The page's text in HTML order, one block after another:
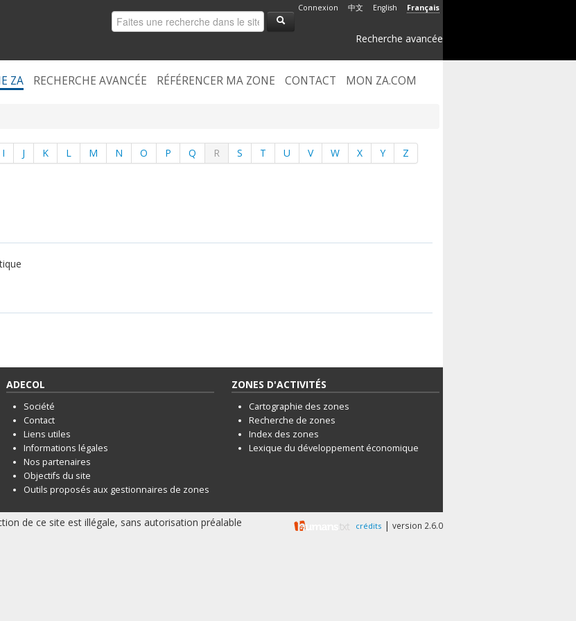
Connexion 中文 English Français
Recherche avancée
ZA RECHERCHE AVANCÉE RÉFÉRENCER MA ZONE CONTACT MON ZA.COM
I J K L M N O P Q R S T U V W X Y Z
ADECOL
Société
Contact
Liens utiles
Informations légales
Nos partenaires
Objectifs du site
Outils proposés aux gestionnaires de zones
ZONES D'ACTIVITÉS
Cartographie des zones
Recherche de zones
Index des zones
Lexique du développement économique
de ce site est illégale, sans autorisation préalable crédits| version 2.6.0